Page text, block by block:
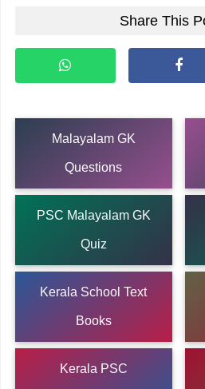
Share This
Malayalam GK
Questions
PSC Malayalam GK
Quiz
Kerala School Text
Books
Kerala PSC